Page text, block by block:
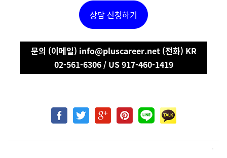
상담 신청하기
문의 (이메일) info@pluscareer.net (전화) KR
02-561-6306 / US 917-460-1419